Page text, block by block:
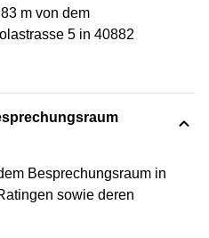
m von dem
5 in 40882
Besprechungsraum in
sowie deren